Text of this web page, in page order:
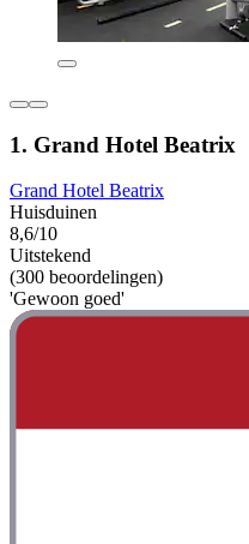
1. Grand Hotel Beatrix
Grand Hotel Beatrix
Huisduinen
8,6/10
Uitstekend
(300 beoordelingen)
'Gewoon goed'